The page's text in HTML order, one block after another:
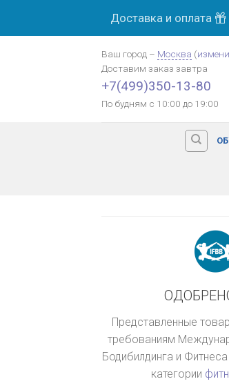
Доставка и оплата
Ваш город – Москва (
Доставим заказ завтра
+7(499)350-13-80
По будням с 10:00 до 19:00
Представленные
требованиям
Бодибилдинга и
категории
Оплата картой банка